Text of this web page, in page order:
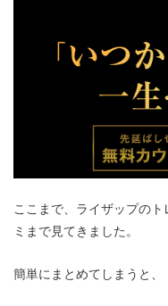
ここまで、ライザップの
ミまで見てきました。
簡単にまとめてしまうと、